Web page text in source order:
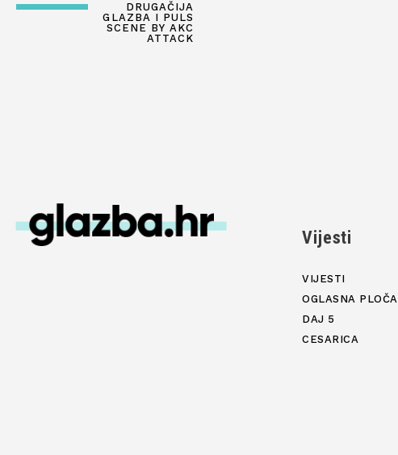
DRUGAČIJA
GLAZBA I PULS
SCENE BY AKC
ATTACK
Vijesti
VIJESTI
OGLASNA PLOČA
DAJ 5
CESARICA